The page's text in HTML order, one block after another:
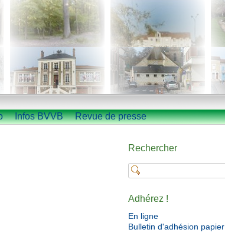
Infos BVVB Revue de presse
Rechercher
Adhérez !
En ligne
Bulletin d'adhésion papier